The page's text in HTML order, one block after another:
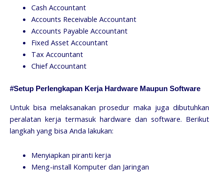
Cash Accountant
Accounts Receivable Accountant
Accounts Payable Accountant
Fixed Asset Accountant
Tax Accountant
Chief Accountant
#Setup Perlengkapan Kerja Hardware Maupun Software
Untuk bisa melaksanakan prosedur maka juga dibutuhkan
peralatan kerja termasuk hardware dan software. Berikut
langkah yang bisa Anda lakukan:
Menyiapkan piranti kerja
Meng-install Komputer dan Jaringan